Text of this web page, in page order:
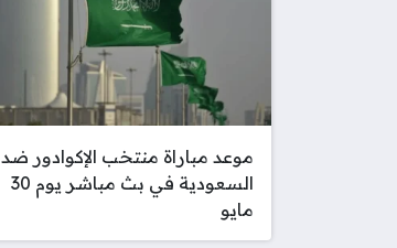
موعد مباراة منتخب الإكوادور ضد
السعودية في بث مباشر يوم 30
مايو